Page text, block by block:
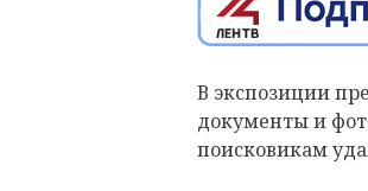
В экспозиции
документы и
поисковикам